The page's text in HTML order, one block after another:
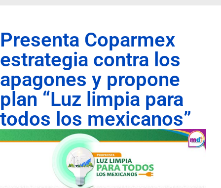
Presenta Coparmex
estrategia contra los
apagones y propone
plan “Luz limpia para
todos los mexicanos”